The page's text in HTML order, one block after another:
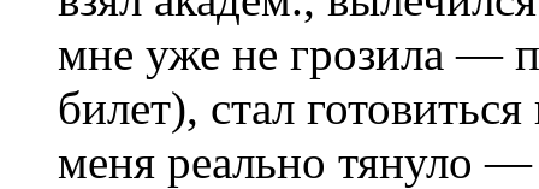
мне уже не грозила —
билет), стал
меня реально тянуло